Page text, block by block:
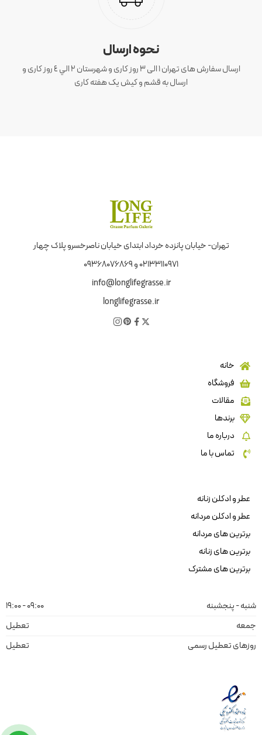
نحوه ارسال
ارسال سفارش های تهران 1 الی 3 روز کاری و شهرستان ٢ الي ٤ روز کاری و
ارسال به قشم و کیش یک هفته کاری
تهران- خیابان پانزده خرداد ابتدای خیابان ناصرخسرو پلاک چهار
02133110971 و 09368076869
info@longlifegrasse.ir
longlifegrasse.ir
خانه
فروشگاه
مقالات
برندها
درباره ما
تماس با ما
عطر و ادکلن زنانه
عطر و ادکلن مردانه
برترین های مردانه
برترین های زنانه
برترین های مشترک
شنبه - پنجشبنه
09:00 - 19:00
جمعه
تعطیل
روزهای تعطیل رسمی
تعطیل